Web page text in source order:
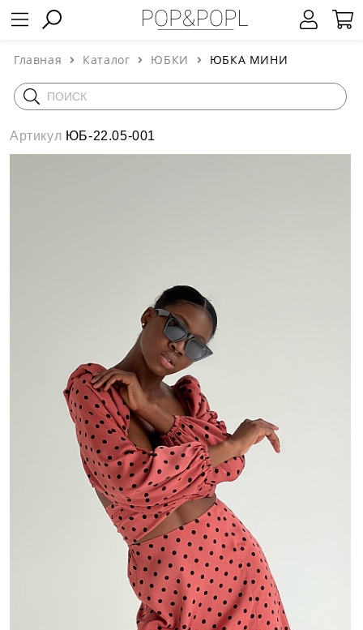
Главная Каталог ЮБКИ ЮБКА МИНИ
Артикул ЮБ-22.05-001